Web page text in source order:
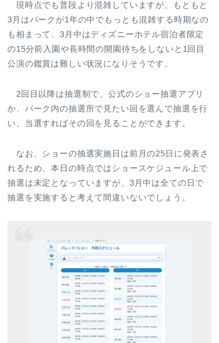
現時点でも普段より混雑していますが、もともと
3月はパークが1年の中でもっとも混雑する時期なの
も相まって、3月中はディズニーホテル宿泊者限定
の15分前入園や長時間の開園待ちをしないと1回目
公演の鑑賞は難しい状況になりそうです。
2回目以降は抽選制で、公式のショー抽選アプリ
か、パーク内の抽選所で見たい回を選んで抽選を行
い、当選すればその回を見ることができます。
なお、ショーの抽選実施日は前月の25日に発表さ
れるため、本日の時点ではショースケジュール上で
抽選は未定となっていますが、3月中は全ての日で
抽選を実施すると考えて間違いないでしょう。